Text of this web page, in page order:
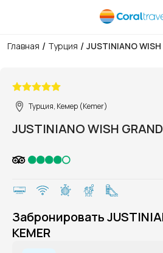
Главная / Турция / JUSTINIANO WISH
Турция, Кемер (Kemer)
JUSTINIANO WISH
Забронировать
KEMER